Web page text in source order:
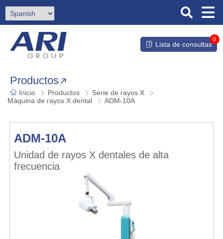
Lista de consultas
0
Productos
Inicio Productos
Serie de rayos X
Máquina de rayos X dental
ADM-10A
ADM-10A
Unidad de rayos X dentales de alta
frecuencia